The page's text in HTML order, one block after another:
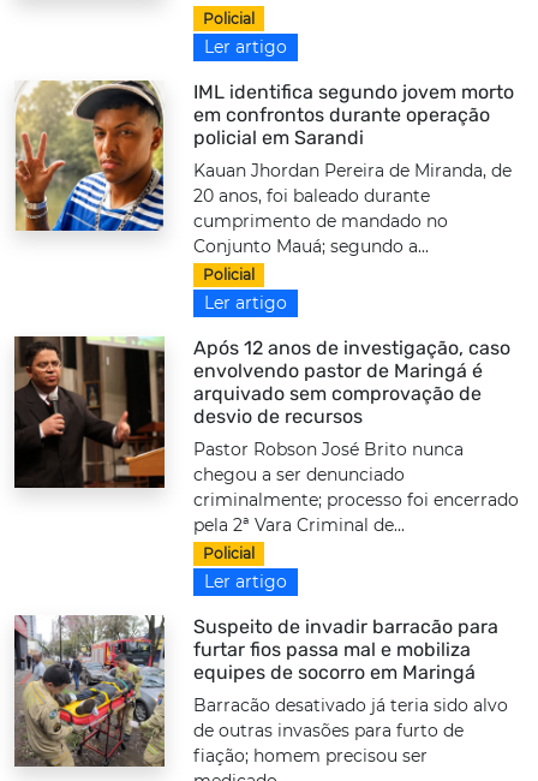
Policial
Ler artigo
IML identifica segundo jovem morto
em confrontos durante operação
policial em Sarandi
Kauan Jhordan Pereira de Miranda, de
20 anos, foi baleado durante
cumprimento de mandado no
Conjunto Mauá; segundo a...
Policial
Ler artigo
Após 12 anos de investigação, caso
envolvendo pastor de Maringá é
arquivado sem comprovação de
desvio de recursos
Pastor Robson José Brito nunca
chegou a ser denunciado
criminalmente; processo foi encerrado
pela 2ª Vara Criminal de...
Policial
Ler artigo
Suspeito de invadir barracão para
furtar fios passa mal e mobiliza
equipes de socorro em Maringá
Barracão desativado já teria sido alvo
de outras invasões para furto de
fiação; homem precisou ser